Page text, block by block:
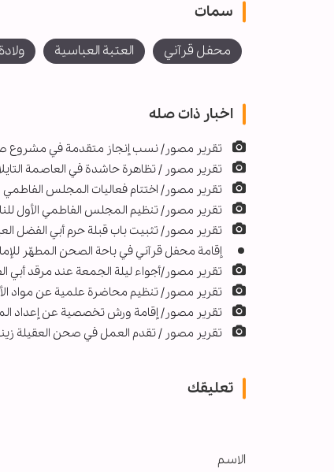
سمات
محفل قرآني العتبة العباسية ولادة
اخبار ذات صله
تقرير مصور/ نسب إنجاز متقدمة في مشروع
تقرير مصور / تظاهرة حاشدة في العاصمة
تقرير مصور/ اختتام فعاليات المجلس الفاطمي
تقرير مصور/ تنظيم المجلس الفاطمي الأول
تقرير مصور/ تثبيت باب قبلة حرم أبي الفضل
إقامة محفل قرآني في باحة الصحن المطهّر
تقرير مصور/أجواء ليلة الجمعة عند مرقد أبي
تقرير مصور/ تنظيم محاضرة علمية عن مواد
تقرير مصور/ إقامة ورش تخصصية عن إعداد
تقریر مصور / تقدم العمل في صحن العقيلة
تعليقك
الاسم